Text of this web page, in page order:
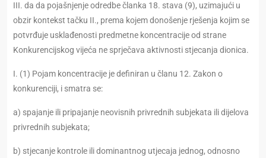
III. da da pojašnjenje odredbe članka 18. stava (9), uzimajući u
obzir kontekst tačku II., prema kojem donošenje rješenja kojim se
potvrđuje usklađenosti predmetne koncentracije od strane
Konkurencijskog vijeća ne sprječava aktivnosti stjecanja dionica.
I. (1) Pojam koncentracije je definiran u članu 12. Zakon o
konkurenciji, i smatra se:
a) spajanje ili pripajanje neovisnih privrednih subjekata ili dijelova
privrednih subjekata;
b) stjecanje kontrole ili dominantnog utjecaja jednog, odnosno